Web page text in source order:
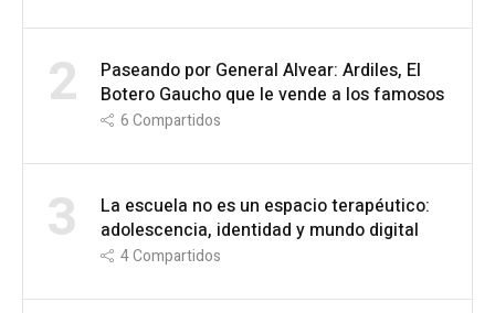
2
Paseando por General Alvear: Ardiles, El
Botero Gaucho que le vende a los famosos
6Compartidos
3
La escuela no es un espacio terapéutico:
adolescencia, identidad y mundo digital
4Compartidos